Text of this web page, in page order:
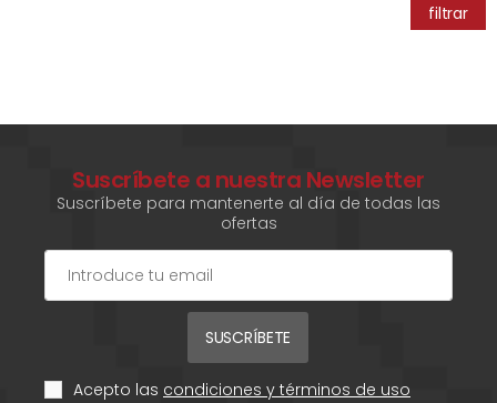
filtrar
Suscríbete a nuestra Newsletter
Suscríbete para mantenerte al día de todas las
ofertas
SUSCRÍBETE
Acepto las condiciones y términos de uso